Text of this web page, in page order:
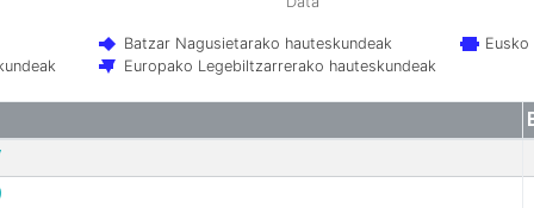
Batzar Nagusietarako hauteskundeak
Europako Legebiltzarrerako hauteskundeak